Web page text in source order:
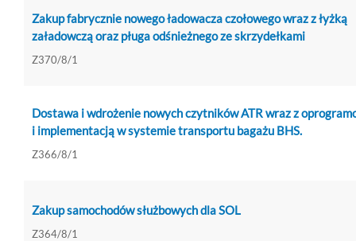
Zakup fabrycznie nowego ładowacza czołowego wraz z łyżką
załadowczą oraz pługa odśnieżnego ze skrzydełkami
Z370/8/1
Dostawa i wdrożenie nowych czytników ATR wraz z
i implementacją w systemie transportu bagażu BHS.
Z366/8/1
Zakup samochodów służbowych dla SOL
Z364/8/1